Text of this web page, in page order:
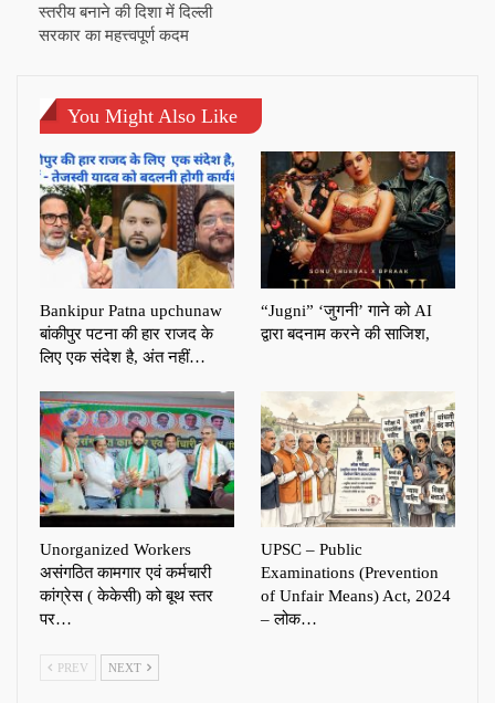
स्तरीय बनाने की दिशा में दिल्ली
सरकार का महत्त्वपूर्ण कदम
You Might Also Like
Bankipur Patna upchunaw
बांकीपुर पटना की हार राजद के
लिए एक संदेश है, अंत नहीं…
“Jugni” ‘जुगनी’ गाने को AI
द्वारा बदनाम करने की साजिश,
Unorganized Workers
असंगठित कामगार एवं कर्मचारी
कांग्रेस ( केकेसी) को बूथ स्तर
पर…
UPSC – Public
Examinations (Prevention
of Unfair Means) Act, 2024
– लोक…
PREV NEXT